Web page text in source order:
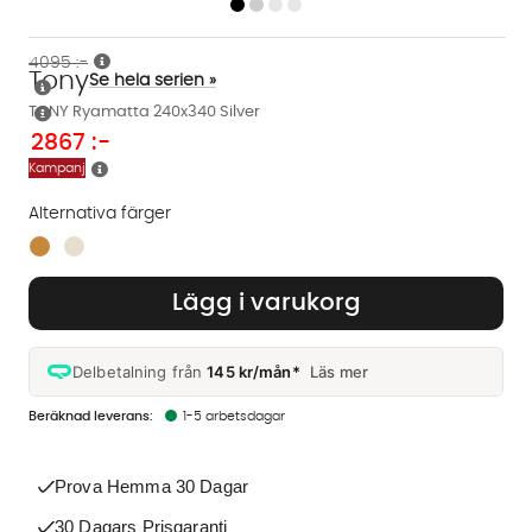
TONY Ryamatta 240x340 Silver
TonySe hela serien »
2867 :-
4095 :-
Kampanj
Lägg i varukorg
Delbetalning från145 kr/mån* Läs mer
1-5 arbetsdagar
Alternativa färger
Finns även i dessa färger:
Prova Hemma 30 Dagar
30 Dagars Prisgaranti